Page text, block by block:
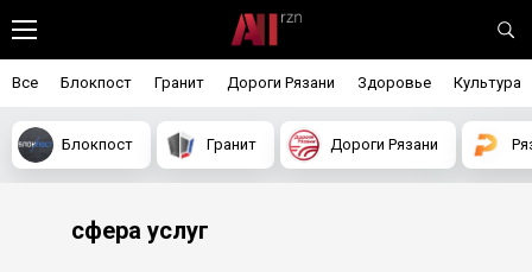
Все Блокпост Гранит Дороги Рязани Здоровье Культура
Блокпост Гранит Дороги Рязани
сфера услуг